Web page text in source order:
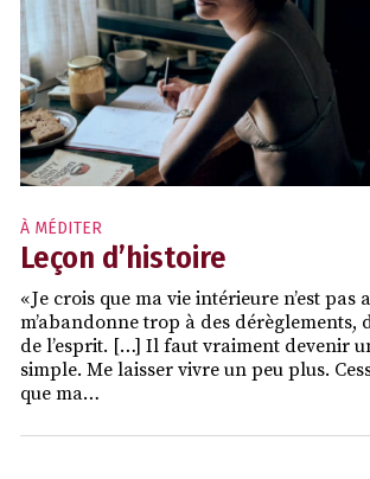
À MÉDITER
Leçon d’histoire
« Je crois que ma vie intérieure n’est pas
m’abandonne trop à des dérèglements,
de l’esprit. […] Il faut vraiment devenir
simple. Me laisser vivre un peu plus.
que ma…